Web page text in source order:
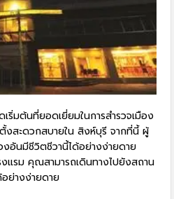
ริ่มต้นที่ยอดเยี่ยมในการสำรวจเมือง
งสะดวกสบายใน สิงห์บุรี จากที่นี้ ผู้
งอันมีชีวิตชีวานี้ได้อย่างง่ายดาย
แรม คุณสามารถเดินทางไปยังสถาน
ย่างง่ายดาย